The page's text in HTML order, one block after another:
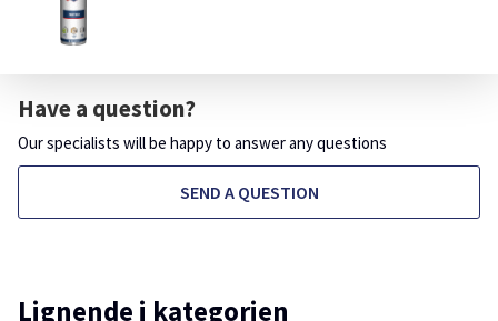
Have a question?
Our specialists will be happy to answer any questions
SEND A QUESTION
Lignende i kategorien